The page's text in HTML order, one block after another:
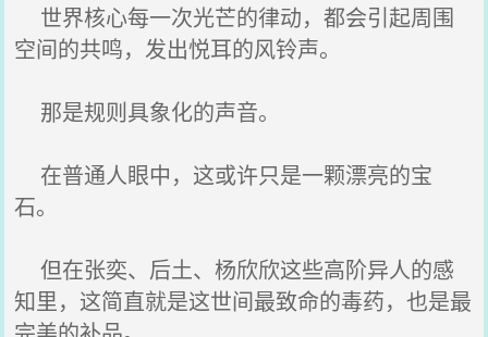
世界核心每一次光芒的律动，都会引起周围
空间的共鸣，发出悦耳的风铃声。
那是规则具象化的声音。
在普通人眼中，这或许只是一颗漂亮的宝
石。
但在张奕、后土、杨欣欣这些高阶异人的感
知里，这简直就是这世间最致命的毒药，也是最